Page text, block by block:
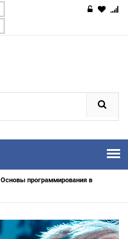
Основы программирования в